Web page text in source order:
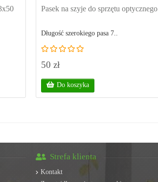
Pasek na szyje do sprzętu optycznego
Długość szerokiego pasa 7..
50 zł
Do koszyka
Strefa klienta
Kontakt